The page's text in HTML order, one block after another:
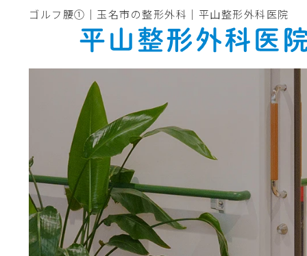
ゴルフ腰①｜玉名市の整形外科｜平山整形外科医院
医院紹介 院長・スタッフ紹介